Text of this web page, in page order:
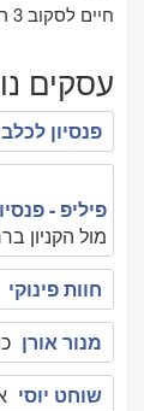
חיים לסקוב 3 רחובות
עסקים
פנסיון
פיליפ -
מול הקניון
חוות פינוקי
מנור אורן
שוחט יוסי